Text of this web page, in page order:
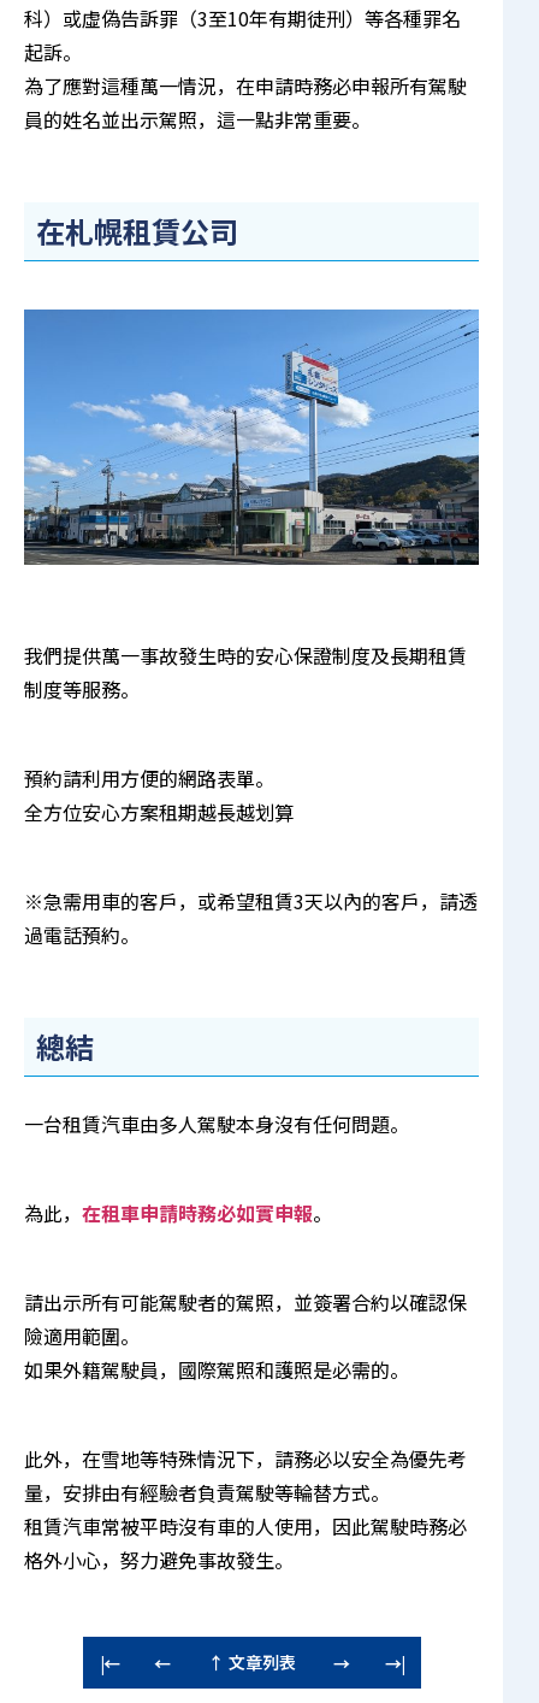
科）或虛偽告訴罪（3至10年有期徒刑）等各種罪名
起訴。
為了應對這種萬一情況，在申請時務必申報所有駕駛
員的姓名並出示駕照，這一點非常重要。
在札幌租賃公司
我們提供萬一事故發生時的安心保證制度及長期租賃
制度等服務。
預約請利用方便的網路表單。
全方位安心方案租期越長越划算
※急需用車的客戶，或希望租賃3天以內的客戶，請透
過電話預約。
總結
一台租賃汽車由多人駕駛本身沒有任何問題。
為此， 在租車申請時務必如實申報。
請出示所有可能駕駛者的駕照，並簽署合約以確認保
險適用範圍。
如果外籍駕駛員，國際駕照和護照是必需的。
此外，在雪地等特殊情況下，請務必以安全為優先考
量，安排由有經驗者負責駕駛等輪替方式。
租賃汽車常被平時沒有車的人使用，因此駕駛時務必
格外小心，努力避免事故發生。
|← ← ↑ 文章列表 → →|